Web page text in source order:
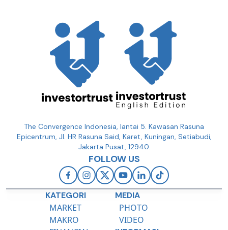
The Convergence Indonesia, lantai 5. Kawasan Rasuna
Epicentrum, Jl. HR Rasuna Said, Karet, Kuningan, Setiabudi,
Jakarta Pusat, 12940.
FOLLOW US
KATEGORI
MARKET
MAKRO
MEDIA
PHOTO
VIDEO